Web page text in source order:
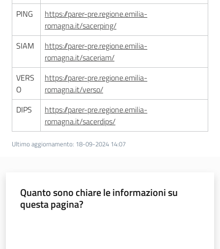
PING
https://parer-pre.regione.emilia-
romagna.it/sacerping/
SIAM
https://parer-pre.regione.emilia-
romagna.it/saceriam/
VERS
O
https://parer-pre.regione.emilia-
romagna.it/verso/
DIPS
https://parer-pre.regione.emilia-
romagna.it/sacerdips/
Ultimo aggiornamento: 18-09-2024 14:07
Quanto sono chiare le informazioni su
questa pagina?